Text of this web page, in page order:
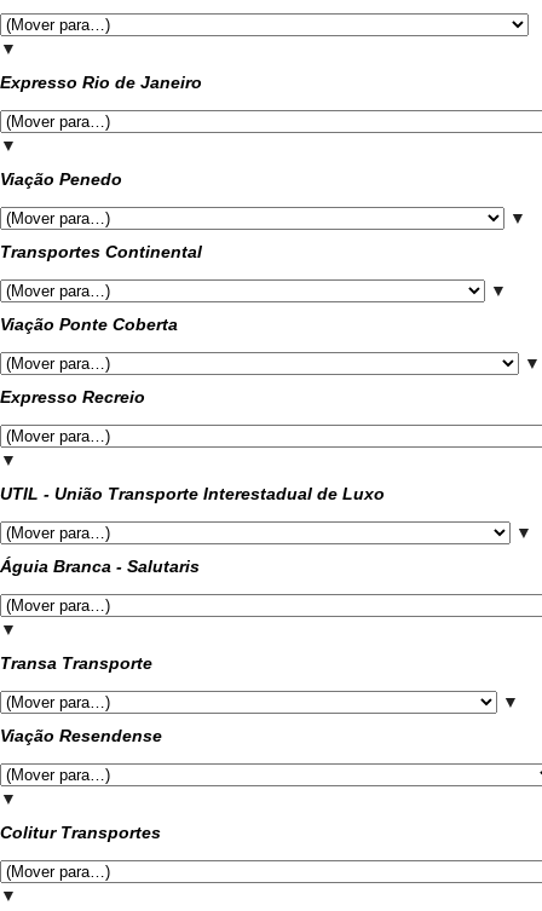
▼
Expresso Rio de Janeiro
▼
Viação Penedo
▼
Transportes Continental
▼
Viação Ponte Coberta
▼
Expresso Recreio
▼
UTIL - União Transporte Interestadual de Luxo
▼
Águia Branca - Salutaris
▼
Transa Transporte
▼
Viação Resendense
▼
Colitur Transportes
▼